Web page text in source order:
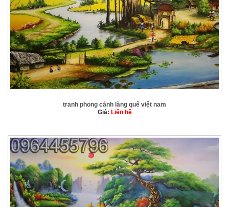
tranh phong cảnh làng quê việt nam
Giá: Liên hệ